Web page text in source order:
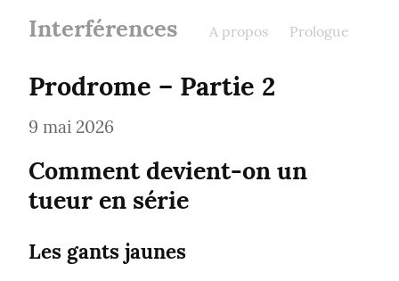
Interférences A propos Prologue
Prodrome – Partie 2
9 mai 2026
Comment devient-on un
tueur en série
Les gants jaunes